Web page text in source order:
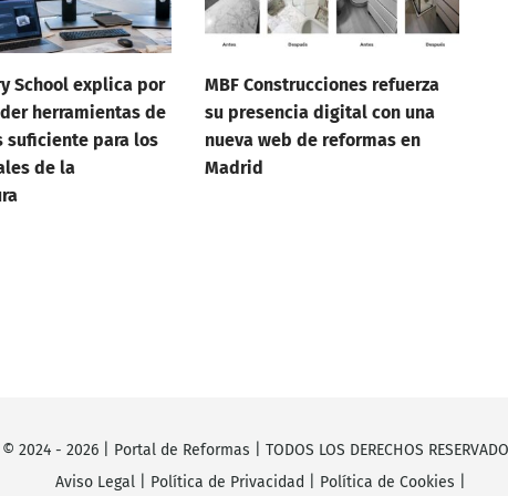
School explica por
herramientas de
suficiente para los
de la
MBF Construcciones refuerza
su presencia digital con una
nueva web de reformas en
Madrid
© 2024 - 2026 Portal de Reformas | TODOS LOS DERECHOS
Aviso Legal| Política de Privacidad Política de Cookies